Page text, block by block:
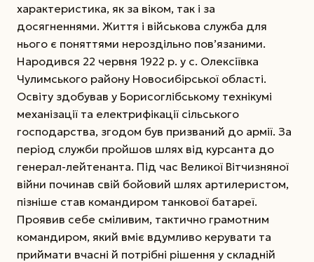
характеристика, як за віком, так і за
досягненнями. Життя і військова служба для
нього є поняттями нероздільно пов’язаними.
Народився 22 червня 1922 р. у с. Олексіївка
Чулимського району Новосибірської області.
Освіту здобував у Борисоглібському технікумі
механізації та електрифікації сільського
господарства, згодом був призваний до армії. За
період служби пройшов шлях від курсанта до
генерал-лейтенанта. Під час Великої Вітчизняної
війни починав свій бойовий шлях артилеристом,
пізніше став командиром танкової батареї.
Проявив себе сміливим, тактично грамотним
командиром, який вміє вдумливо керувати та
приймати вчасні й потрібні рішення у складній